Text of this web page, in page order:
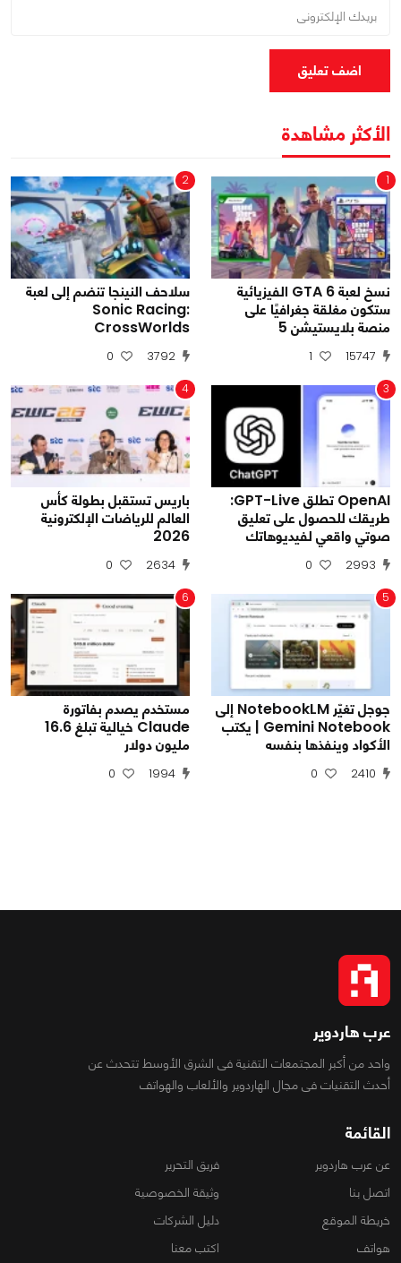
اضف تعليق
الأكثر مشاهدة
1
نسخ لعبة GTA 6 الفيزيائية
ستكون مغلقة جغرافيًا على
منصة بلايستيشن 5
15747
1
2
سلاحف النينجا تنضم إلى لعبة
Sonic Racing:
CrossWorlds
3792
0
3
OpenAI تطلق GPT-Live:
طريقك للحصول على تعليق
صوتي واقعي لفيديوهاتك
2993
0
4
باريس تستقبل بطولة كأس
العالم للرياضات الإلكترونية
2026
2634
0
5
جوجل تغيّر NotebookLM إلى
Gemini Notebook | يكتب
الأكواد وينفذها بنفسه
2410
0
6
مستخدم يصدم بفاتورة
Claude خيالية تبلغ 16.6
مليون دولار
1994
0
عرب هاردوير
واحد من أكبر المجتمعات التقنية فى الشرق الأوسط تتحدث عن
أحدث التقنيات فى مجال الهاردوير والألعاب والهواتف
القائمة
عن عرب هاردوير
فريق التحرير
اتصل بنا
وثيقة الخصوصية
خريطة الموقع
دليل الشركات
هواتف
اكتب معنا